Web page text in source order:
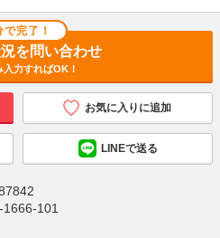
で完了！
を問い合わせ
入力すればOK！
お気に入りに追加
LINEで送る
1666-101